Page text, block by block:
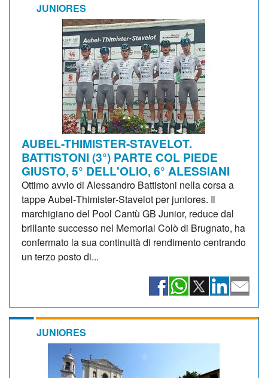
JUNIORES
AUBEL-THIMISTER-STAVELOT.
BATTISTONI (3°) PARTE COL PIEDE
GIUSTO, 5° DELL'OLIO, 6° ALESSIANI
Ottimo avvio di Alessandro Battistoni nella corsa a
tappe Aubel‑Thimister‑Stavelot per juniores. Il
marchigiano del Pool Cantù GB Junior, reduce dal
brillante successo nel Memorial Colò di Brugnato, ha
confermato la sua continuità di rendimento centrando
un terzo posto di...
JUNIORES